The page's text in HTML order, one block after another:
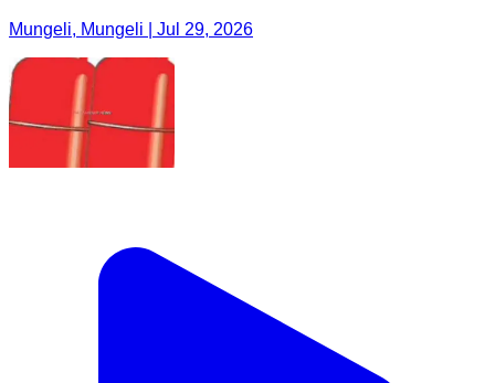
Mungeli, Mungeli | Jul 29, 2026